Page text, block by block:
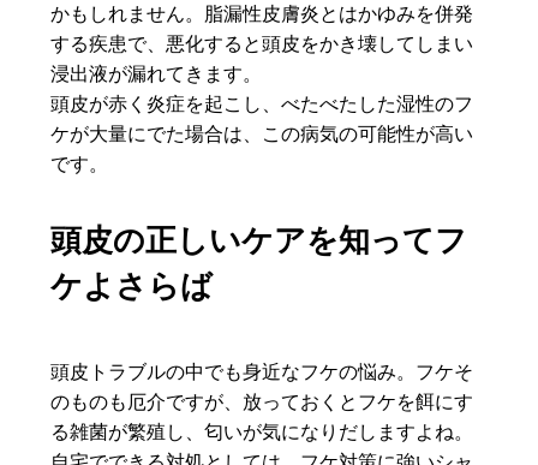
かもしれません。脂漏性皮膚炎とはかゆみを併発
する疾患で、悪化すると頭皮をかき壊してしまい
浸出液が漏れてきます。
頭皮が赤く炎症を起こし、べたべたした湿性のフ
ケが大量にでた場合は、この病気の可能性が高い
です。
頭皮の正しいケアを知ってフ
ケよさらば
頭皮トラブルの中でも身近なフケの悩み。フケそ
のものも厄介ですが、放っておくとフケを餌にす
る雑菌が繁殖し、匂いが気になりだしますよね。